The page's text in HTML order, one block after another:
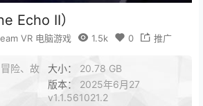
Echo II）
VR 电脑游戏 1.5k 0 推广
险、故
大小： 20.78 GB
版本： 2025年6月27
v1.1.561021.2